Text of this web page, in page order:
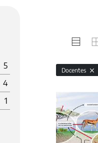
5
4
1
Docentes